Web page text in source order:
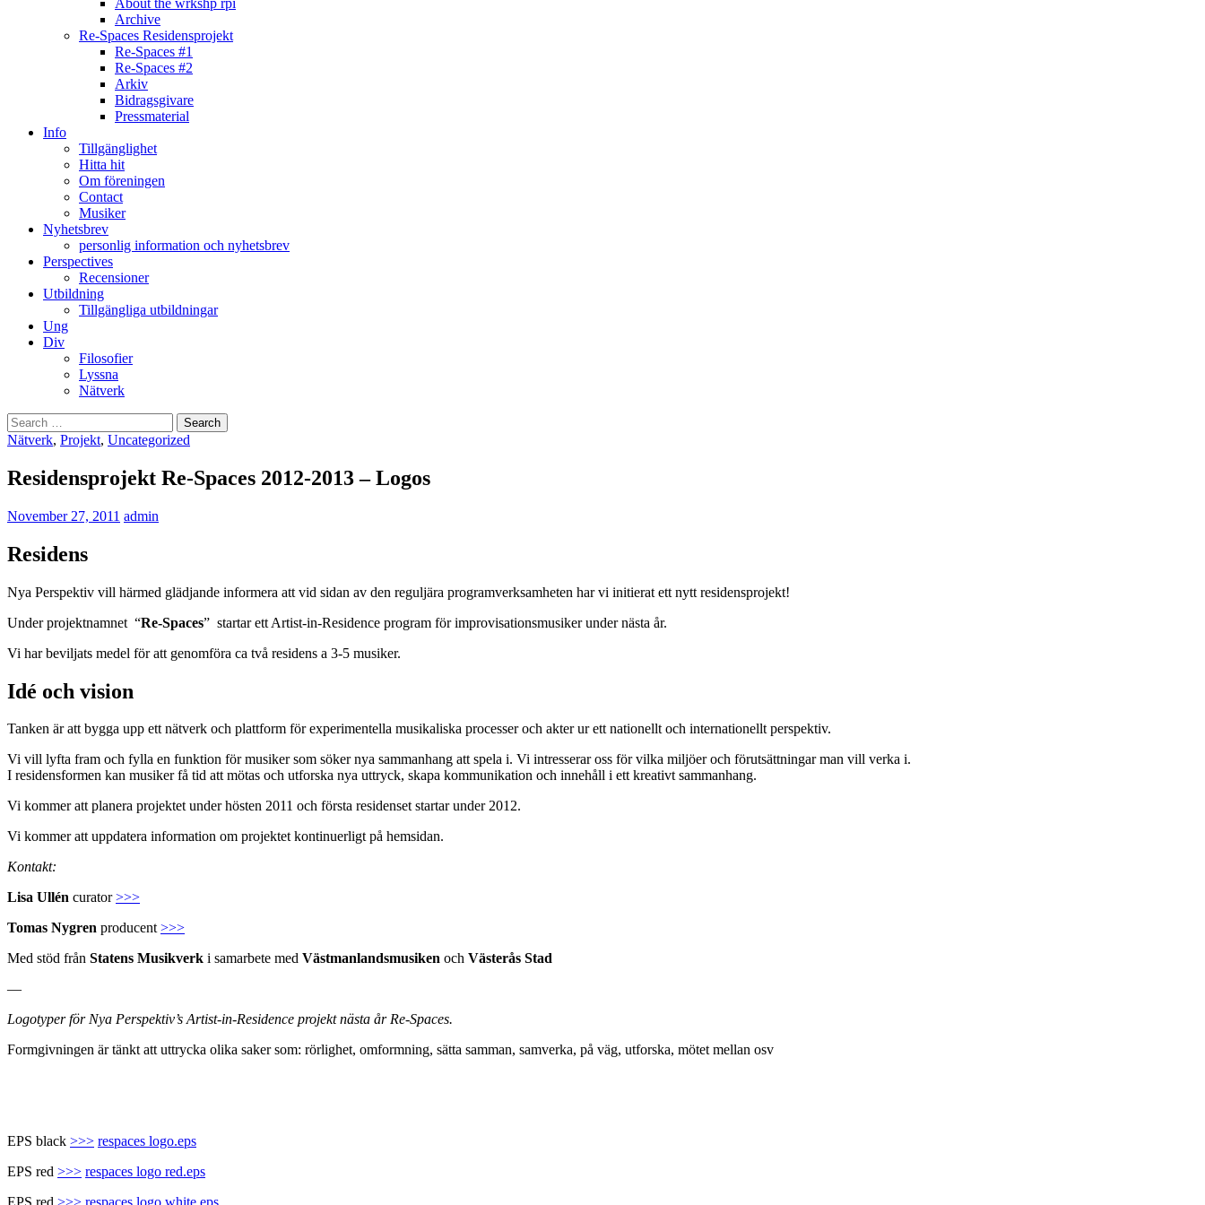
About the wrkshp rpi
Archive
Re-Spaces Residensprojekt
Re-Spaces #1
Re-Spaces #2
Arkiv
Bidragsgivare
Pressmaterial
Info
Tillgänglighet
Hitta hit
Om föreningen
Contact
Musiker
Nyhetsbrev
personlig information och nyhetsbrev
Perspectives
Recensioner
Utbildning
Tillgängliga utbildningar
Ung
Div
Filosofier
Lyssna
Nätverk
Search
for:
Nätverk, Projekt, Uncategorized
Residensprojekt Re-Spaces 2012-2013 – Logos
November 27, 2011 admin
Residens
Nya Perspektiv vill härmed glädjande informera att vid sidan av den reguljära programverksamheten har vi initierat ett nytt residensprojekt!
Under projektnamnet “Re-Spaces” startar ett Artist-in-Residence program för improvisationsmusiker under nästa år.
Vi har beviljats medel för att genomföra ca två residens a 3-5 musiker.
Idé och vision
Tanken är att bygga upp ett nätverk och plattform för experimentella musikaliska processer och akter ur ett nationellt och internationellt perspektiv.
Vi vill lyfta fram och fylla en funktion för musiker som söker nya sammanhang att spela i. Vi intresserar oss för vilka miljöer och förutsättningar man vill verka i.
I residensformen kan musiker få tid att mötas och utforska nya uttryck, skapa kommunikation och innehåll i ett kreativt sammanhang.
Vi kommer att planera projektet under hösten 2011 och första residenset startar under 2012.
Vi kommer att uppdatera information om projektet kontinuerligt på hemsidan.
Kontakt:
Lisa Ullén curator>>>
Tomas Nygren producent>>>
Med stöd från Statens Musikverk i samarbete med Västmanlandsmusiken och Västerås Stad
—
Logotyper för Nya Perspektiv’s Artist-in-Residence projekt nästa år Re-Spaces.
Formgivningen är tänkt att uttrycka olika saker som: rörlighet, omformning, sätta samman, samverka, på väg, utforska, mötet mellan osv
EPS black >>> respaces logo.eps
EPS red >>> respaces logo red.eps